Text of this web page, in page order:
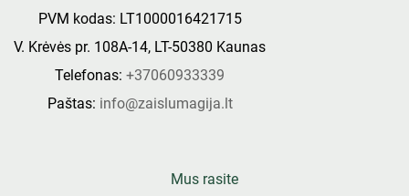
PVM kodas: LT1000016421715
V. Krėvės pr. 108A-14, LT-50380 Kaunas
Telefonas: +37060933339
Paštas: info@zaislumagija.lt
Mus rasite